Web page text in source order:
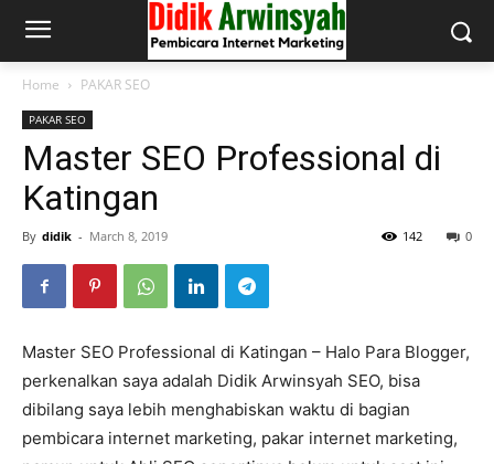
Home PAKAR SEO
PAKAR SEO
Master SEO Professional di
Katingan
By didik - March 8, 2019 0
142
Master SEO Professional di Katingan – Halo Para Blogger,
perkenalkan saya adalah Didik Arwinsyah SEO, bisa
dibilang saya lebih menghabiskan waktu di bagian
pembicara internet marketing, pakar internet marketing,